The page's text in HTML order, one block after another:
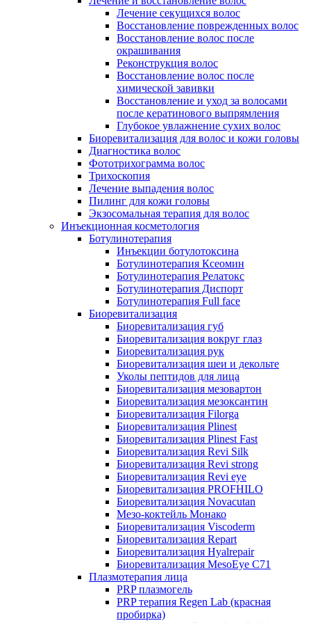
Лечение секущихся волос
Восстановление поврежденных волос
Восстановление волос после
окрашивания
Реконструкция волос
Восстановление волос после
химической завивки
Восстановление и уход за волосами
после кератинового выпрямления
Глубокое увлажнение сухих волос
Биоревитализация для волос и кожи головы
Диагностика волос
Фототрихограмма волос
Трихоскопия
Лечение выпадения волос
Пилинг для кожи головы
Экзосомальная терапия для волос
Инъекционная косметология
Ботулинотерапия
Инъекции ботулотоксина
Ботулинотерапия Ксеомин
Ботулинотерапия Релатокс
Ботулинотерапия Диспорт
Ботулинотерапия Full face
Биоревитализация
Биоревитализация губ
Биоревитализация вокруг глаз
Биоревитализация рук
Биоревитализация шеи и декольте
Уколы пептидов для лица
Биоревитализация мезовартон
Биоревитализация мезоксантин
Биоревитализация Filorga
Биоревитализация Plinest
Биоревитализация Plinest Fast
Биоревитализация Revi Silk
Биоревитализация Revi strong
Биоревитализация Revi eye
Биоревитализация PROFHILO
Биоревитализация Novacutan
Мезо-коктейль Монако
Биоревитализация Viscoderm
Биоревитализация Repart
Биоревитализация Hyalrepair
Биоревитализация MesoEye C71
Плазмотерапия лица
PRP плазмогель
PRP терапия Regen Lab (красная
пробирка)